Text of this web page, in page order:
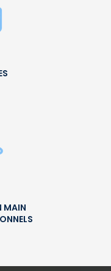
MAIN